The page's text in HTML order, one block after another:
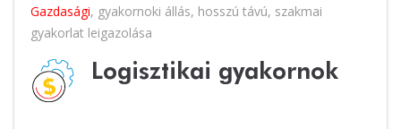
Gazdasági, gyakornoki állás, hosszú távú, szakmai
gyakorlat leigazolása
Logisztikai gyakornok